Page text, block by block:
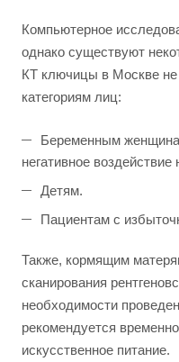
Компьютерное
однако существуют
КТ ключицы в Москве
категориям лиц:
Беременным
негативное
Детям.
Пациентам с
Также, кормящим
сканирования
необходимости
рекомендуется
искусственное питание.